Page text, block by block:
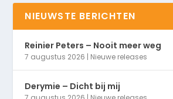
NIEUWSTE BERICHTEN
Reinier Peters – Nooit meer weg
7 augustus 2026 | Nieuwe releases
Derymie – Dicht bij mij